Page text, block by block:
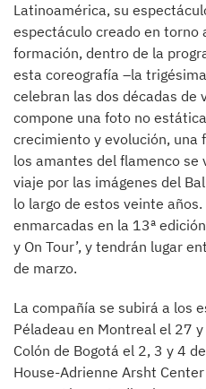
Latinoamérica, su
espectáculo creado en torno
formación, dentro de la
esta coreografía –la
celebran las dos décadas de
compone una foto no
crecimiento y evolución, una
los amantes del flamenco se
viaje por las imágenes del
lo largo de estos veinte
enmarcadas en la 13ª
y On Tour’, y tendrán lugar
de marzo.
La compañía se subirá a los
Péladeau en Montreal el 27
Colón de Bogotá el 2, 3 y 4
House-Adrienne Arsht